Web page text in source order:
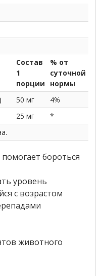
Состав
1
порции
% от
суточной
нормы
50 мг
4%
25 мг
*
бороться
уровень
с возрастом
животного